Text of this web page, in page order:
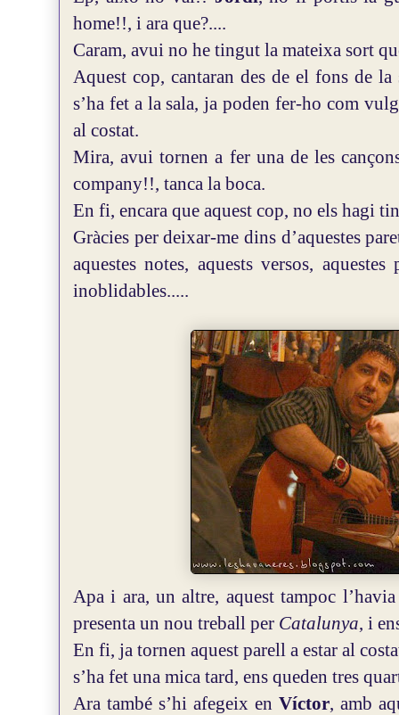
home!!, i ara que?....
Caram, avui no he tingut la mateixa sort
Aquest cop, cantaran des de el fons de
s’ha fet a la sala, ja poden fer-ho com
al costat.
Mira, avui tornen a fer una de les
company!!, tanca la boca.
En fi, encara que aquest cop, no els hagi
Gràcies per deixar-me dins d’aquestes
aquestes notes, aquests versos,
inoblidables.....
Apa i ara, un altre, aquest tampoc
presenta un nou treball per Catalunya, i
En fi, ja tornen aquest parell a estar al
s’ha fet una mica tard, ens queden tres
Ara també s’hi afegeix en Víctor, amb